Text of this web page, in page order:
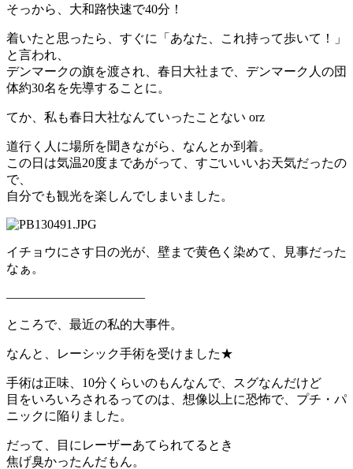
そっから、大和路快速で40分！
着いたと思ったら、すぐに「あなた、これ持って歩いて！」
と言われ、
デンマークの旗を渡され、春日大社まで、デンマーク人の団
体約30名を先導することに。
てか、私も春日大社なんていったことない orz
道行く人に場所を聞きながら、なんとか到着。
この日は気温20度まであがって、すごいいいお天気だったの
で、
自分でも観光を楽しんでしまいました。
イチョウにさす日の光が、壁まで黄色く染めて、見事だった
なぁ。
———————————
ところで、最近の私的大事件。
なんと、レーシック手術を受けました★
手術は正味、10分くらいのもんなんで、スグなんだけど
目をいろいろされるってのは、想像以上に恐怖で、プチ・パ
ニックに陥りました。
だって、目にレーザーあてられてるとき
焦げ臭かったんだもん。